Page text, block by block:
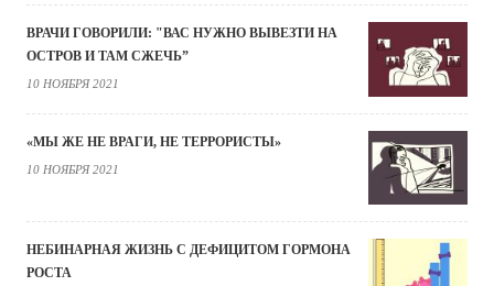
ВРАЧИ ГОВОРИЛИ: "ВАС НУЖНО ВЫВЕЗТИ НА
ОСТРОВ И ТАМ СЖЕЧЬ”
10 НОЯБРЯ 2021
«МЫ ЖЕ НЕ ВРАГИ, НЕ ТЕРРОРИСТЫ»
10 НОЯБРЯ 2021
НЕБИНАРНАЯ ЖИЗНЬ С ДЕФИЦИТОМ ГОРМОНА
РОСТА